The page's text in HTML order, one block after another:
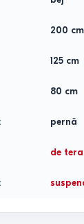
200 cm
125cm
80 cm
: pernă
de
: